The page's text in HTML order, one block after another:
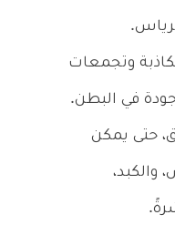
وتجمعات
في البطن.
حتى يمكن
والكبد،